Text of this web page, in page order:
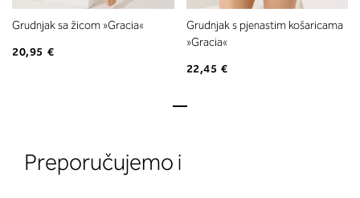
Grudnjak sa žicom »Gracia«
20,95 €
Grudnjak s pjenastim košaricama
»Gracia«
22,45 €
Preporučujemo i